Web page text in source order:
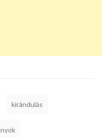
kirándulás